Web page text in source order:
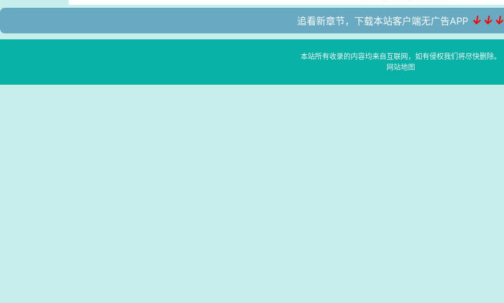
追看新章节，下载本站客户端无广告APP ↓↓↓
本站所有收录的内容均来自互联网，如有侵权我们将尽快删除。
网站地图